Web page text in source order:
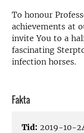
To honour
achievements at
invite You to a
fascinating
infection horses.
Fakta
Tid: 2019-10-